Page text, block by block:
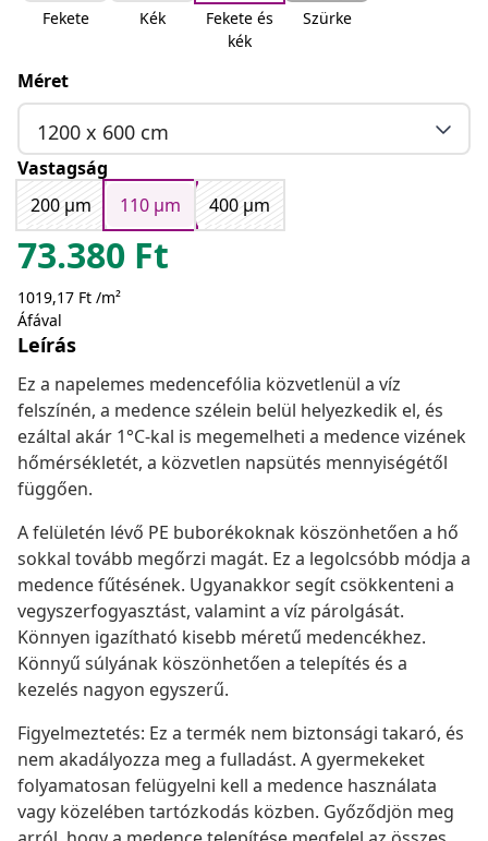
Fekete Kék
Fekete és
kék
Szürke
Méret
1200 x 600 cm
Vastagság
200 μm
110 μm 400 μm
73.380 Ft
1019,17 Ft /m²
Áfával
Leírás
Ez a napelemes medencefólia közvetlenül a víz
felszínén, a medence szélein belül helyezkedik el, és
ezáltal akár 1°C-kal is megemelheti a medence vizének
hőmérsékletét, a közvetlen napsütés mennyiségétől
függően.
A felületén lévő PE buborékoknak köszönhetően a hő
sokkal tovább megőrzi magát. Ez a legolcsóbb módja a
medence fűtésének. Ugyanakkor segít csökkenteni a
vegyszerfogyasztást, valamint a víz párolgását.
Könnyen igazítható kisebb méretű medencékhez.
Könnyű súlyának köszönhetően a telepítés és a
kezelés nagyon egyszerű.
Figyelmeztetés: Ez a termék nem biztonsági takaró, és
nem akadályozza meg a fulladást. A gyermekeket
folyamatosan felügyelni kell a medence használata
vagy közelében tartózkodás közben. Győződjön meg